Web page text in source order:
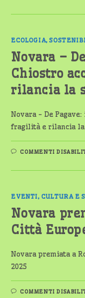
ECOLOGIA,
Novara –
Chiostro
rilancia la
Novara - De
fragilità e rilancia
COMMENTI
EVENTI, CULTURA E
Novara
Città
Novara premiata a
2025
COMMENTI